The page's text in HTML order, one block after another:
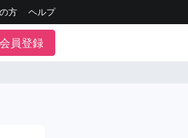
方 ヘルプ
会員登録